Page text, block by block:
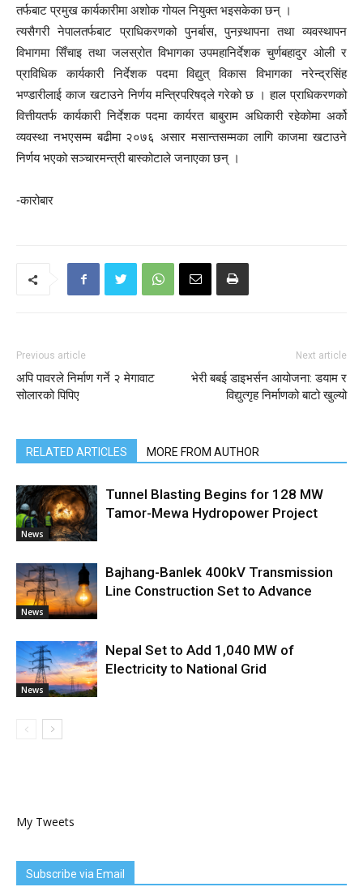
तर्फबाट प्रमुख कार्यकारीमा अशोक गोयल नियुक्त भइसकेका छन् ।
त्यसैगरी नेपालतर्फबाट प्राधिकरणको पुनर्बास, पुनस्र्थापना तथा व्यवस्थापन
विभागमा सिँचाइ तथा जलस्रोत विभागका उपमहानिर्देशक चुर्णबहादुर ओली र
प्राविधिक कार्यकारी निर्देशक पदमा विद्युत् विकास विभागका नरेन्द्रसिंह
भण्डारीलाई काज खटाउने निर्णय मन्त्रिपरिषद्ले गरेको छ । हाल प्राधिकरणको
वित्तीयतर्फ कार्यकारी निर्देशक पदमा कार्यरत बाबुराम अधिकारी रहेकोमा अर्को
व्यवस्था नभएसम्म बढीमा २०७६ असार मसान्तसम्मका लागि काजमा खटाउने
निर्णय भएको सञ्चारमन्त्री बास्कोटाले जनाएका छन् ।
-कारोबार
Previous article
अपि पावरले निर्माण गर्ने २ मेगावाट
सोलारको पिपिए
Next article
भेरी बबई डाइभर्सन आयोजना: डयाम र
विद्युत्गृह निर्माणको बाटो खुल्यो
RELATED ARTICLES MORE FROM AUTHOR
News
Tunnel Blasting Begins for 128 MW
Tamor-Mewa Hydropower Project
News
Bajhang-Banlek 400kV Transmission
Line Construction Set to Advance
News
Nepal Set to Add 1,040 MW of
Electricity to National Grid
My Tweets
Subscribe via Email